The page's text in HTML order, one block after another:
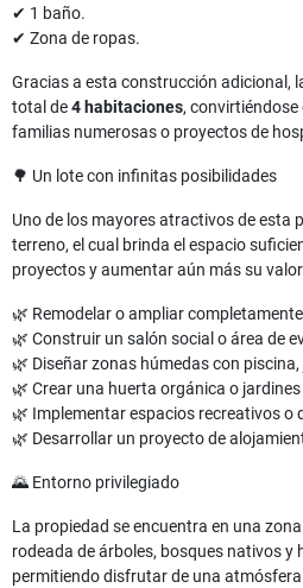
✔ 1 baño.
✔ Zona de ropas.
Gracias a esta construcción adicional,
total de4 habitaciones,
familias numerosas o proyectos de
🌳 Un lote con infinitas posibilidades
Uno de los mayores atractivos de esta
terreno, el cual brinda el espacio
proyectos y aumentar aún más su
🌿 Remodelar o ampliar
🌿 Construir un salón social o área de
🌿 Diseñar zonas húmedas con
🌿 Crear una huerta orgánica o
🌿 Implementar espacios recreativos o
🌿 Desarrollar un proyecto de
🌄 Entorno privilegiado
La propiedad se encuentra en una
rodeada de árboles, bosques nativos y
permitiendo disfrutar de una